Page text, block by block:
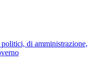
di amministrazione,